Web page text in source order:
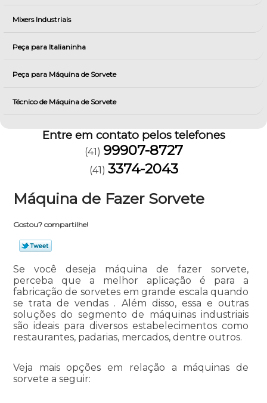
Mixers Industriais
Peça para Italianinha
Peça para Máquina de Sorvete
Técnico de Máquina de Sorvete
Entre em contato pelos telefones
(41) 99907-8727
(41) 3374-2043
Máquina de Fazer Sorvete
Gostou? compartilhe!
Se você deseja máquina de fazer sorvete,
perceba que a melhor aplicação é para a
fabricação de sorvetes em grande escala quando
se trata de vendas . Além disso, essa e outras
soluções do segmento de máquinas industriais
são ideais para diversos estabelecimentos como
restaurantes, padarias, mercados, dentre outros.
Veja mais opções em relação a máquinas de
sorvete a seguir: